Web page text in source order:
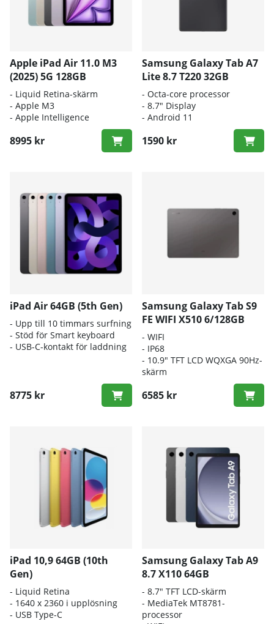
Apple iPad Air 11.0 M3
(2025) 5G 128GB
- Liquid Retina-skärm
- Apple M3
- Apple Intelligence
8995 kr
Samsung Galaxy Tab A7
Lite 8.7 T220 32GB
- Octa-core processor
- 8.7" Display
- Android 11
1590 kr
iPad Air 64GB (5th Gen)
- Upp till 10 timmars surfning
- Stöd för Smart keyboard
- USB-C-kontakt för laddning
8775 kr
Samsung Galaxy Tab S9
FE WIFI X510 6/128GB
- WIFI
- IP68
- 10.9" TFT LCD WQXGA 90Hz-
skärm
6585 kr
iPad 10,9 64GB (10th
Gen)
- Liquid Retina
- 1640 x 2360 i upplösning
- USB Type-C
Samsung Galaxy Tab A9
8.7 X110 64GB
- 8.7" TFT LCD-skärm
- MediaTek MT8781-
processor